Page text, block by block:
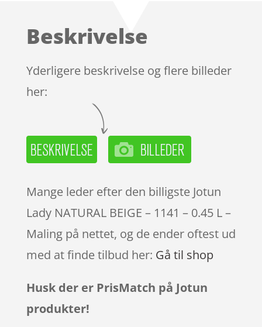
Beskrivelse
Yderligere beskrivelse og flere billeder
her:
Mange leder efter den billigste Jotun
Lady NATURAL BEIGE – 1141 – 0.45 L –
Maling på nettet, og de ender oftest ud
med at finde tilbud her: Gå til shop
Husk der er PrisMatch på Jotun
produkter!